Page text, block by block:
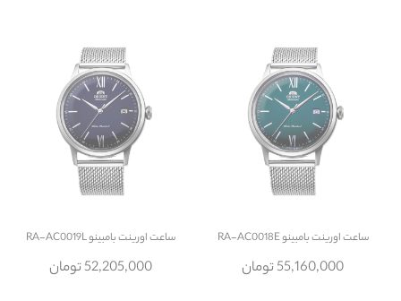
ساعتاورینت بامبینو RA-AC0018E
55,160,000 تومان
ساعتاورینت بامبینو RA-AC0019L
52,205,000 تومان